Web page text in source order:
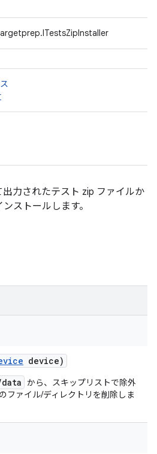
力されたテスト zip ファイルか
ストールします。
device)
から、スキップリストで除外
ファイル/ディレクトリを削除しま